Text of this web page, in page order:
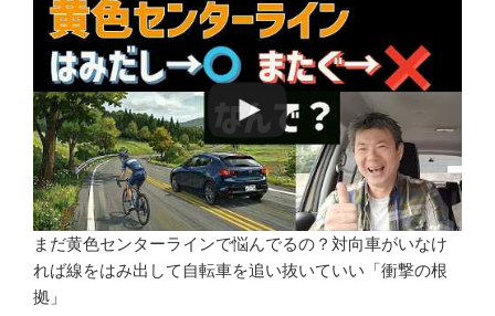
まだ黄色センターラインで悩んでるの？対向車がいなけ
れば線をはみ出して自転車を追い抜いていい「衝撃の根
拠」